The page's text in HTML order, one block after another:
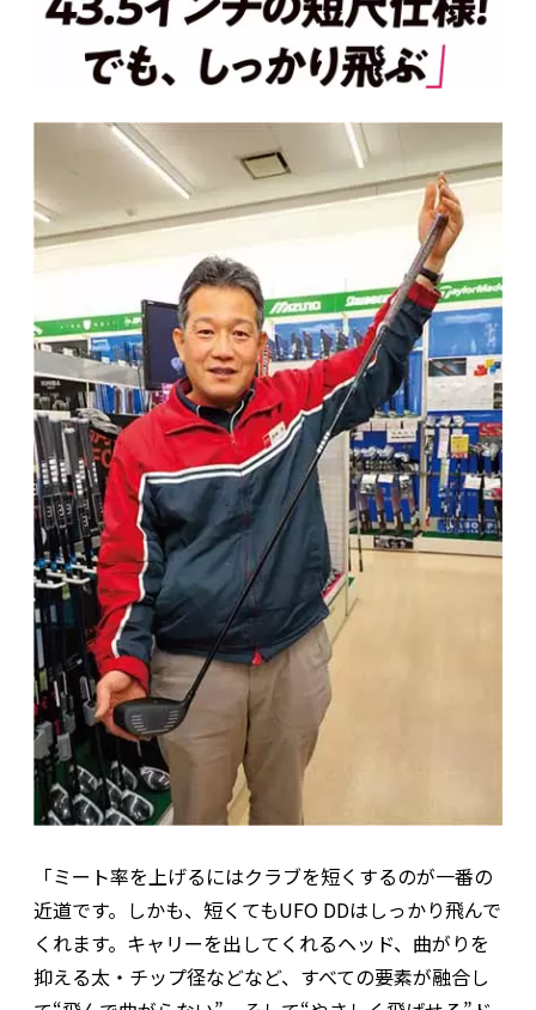
「ミート率を上げるにはクラブを短くするのが一番の
近道です。しかも、短くてもUFO DDはしっかり飛んで
くれます。キャリーを出してくれるヘッド、曲がりを
抑える太・チップ径などなど、すべての要素が融合し